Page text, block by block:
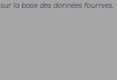
sur la base des données fournies.